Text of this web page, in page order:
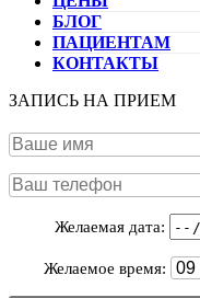
БЛОГ
ПАЦИЕНТАМ
КОНТАКТЫ
ЗАПИСЬ НА ПРИЕМ
Желаемая дата:
Желаемое время: